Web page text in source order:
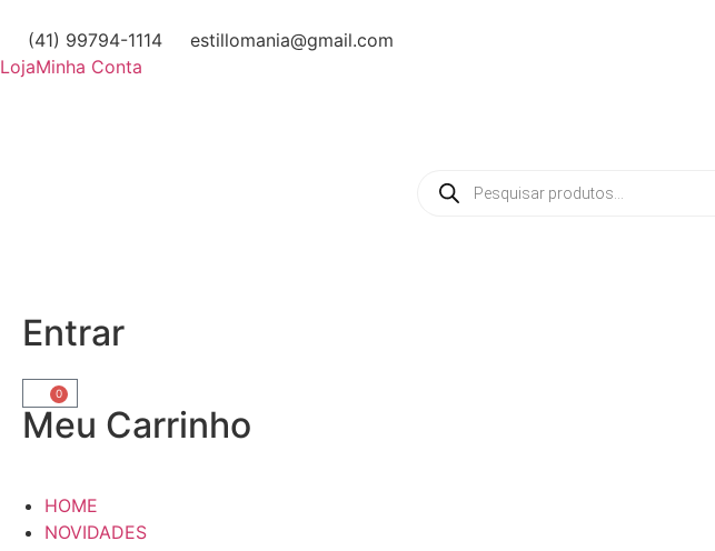
(41) 99794-1114
estillomania@gmail.com
LojaMinha Conta
Entrar
0
Meu Carrinho
HOME
NOVIDADES